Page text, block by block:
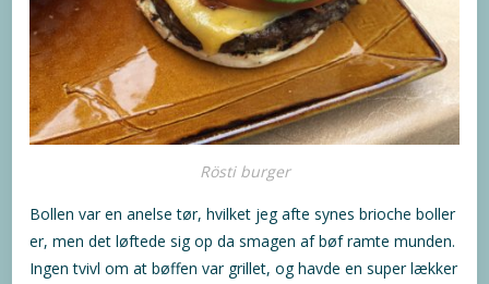
Rösti burger
Bollen var en anelse tør, hvilket jeg afte synes brioche boller
er, men det løftede sig op da smagen af bøf ramte munden.
Ingen tvivl om at bøffen var grillet, og havde en super lækker